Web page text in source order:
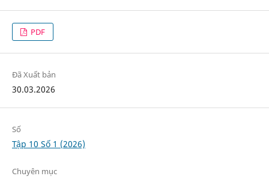
PDF
Đã Xuất bản
30.03.2026
Số
Tập 10 Số 1 (2026)
Chuyên mục